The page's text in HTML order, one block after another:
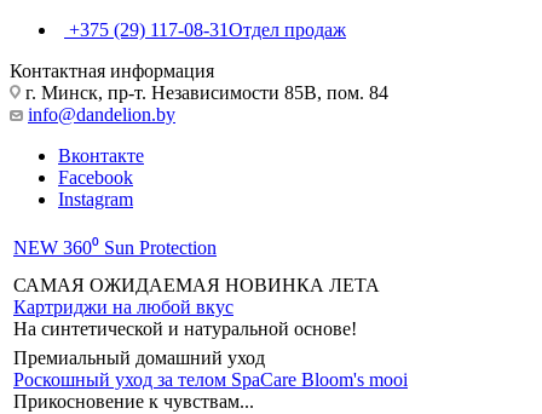
+375 (29) 117-08-31Отдел продаж
Контактная информация
г. Минск, пр-т. Независимости 85В, пом. 84
info@dandelion.by
Вконтакте
Facebook
Instagram
NEW 360⁰ Sun Protection
САМАЯ ОЖИДАЕМАЯ НОВИНКА ЛЕТА
Картриджи на любой вкус
На синтетической и натуральной основе!
Премиальный домашний уход
Роскошный уход за телом SpaCare Bloom's mooi
Прикосновение к чувствам...